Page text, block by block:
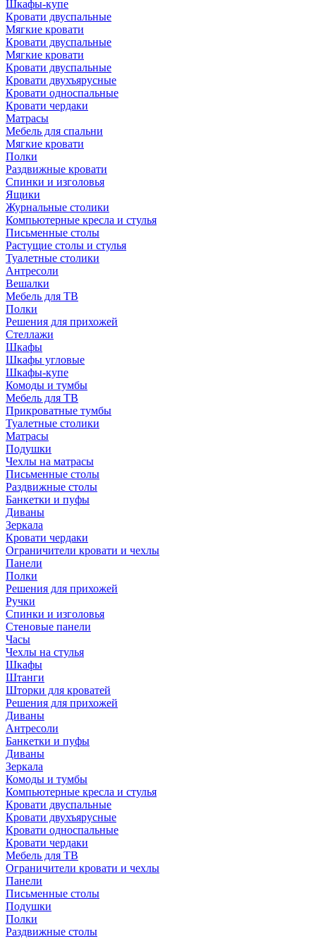
Шкафы-купе
Кровати двуспальные
Мягкие кровати
Кровати двуспальные
Мягкие кровати
Кровати двуспальные
Кровати двухъярусные
Кровати односпальные
Кровати чердаки
Матрасы
Мебель для спальни
Мягкие кровати
Полки
Раздвижные кровати
Спинки и изголовья
Ящики
Журнальные столики
Компьютерные кресла и стулья
Письменные столы
Растущие столы и стулья
Туалетные столики
Антресоли
Вешалки
Мебель для ТВ
Полки
Решения для прихожей
Стеллажи
Шкафы
Шкафы угловые
Шкафы-купе
Комоды и тумбы
Мебель для ТВ
Прикроватные тумбы
Туалетные столики
Матрасы
Подушки
Чехлы на матрасы
Письменные столы
Раздвижные столы
Банкетки и пуфы
Диваны
Зеркала
Кровати чердаки
Ограничители кровати и чехлы
Панели
Полки
Решения для прихожей
Ручки
Спинки и изголовья
Стеновые панели
Часы
Чехлы на стулья
Шкафы
Штанги
Шторки для кроватей
Решения для прихожей
Диваны
Антресоли
Банкетки и пуфы
Диваны
Зеркала
Комоды и тумбы
Компьютерные кресла и стулья
Кровати двуспальные
Кровати двухъярусные
Кровати односпальные
Кровати чердаки
Мебель для ТВ
Ограничители кровати и чехлы
Панели
Письменные столы
Подушки
Полки
Раздвижные столы